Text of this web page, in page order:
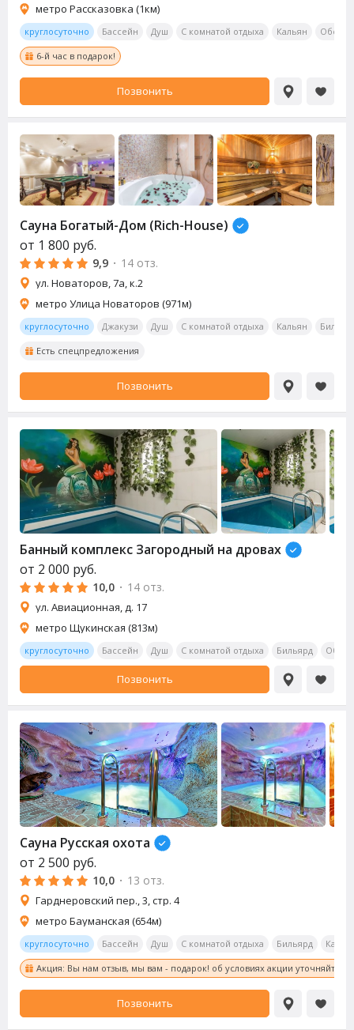
метро Рассказовка (1км)
круглосуточно Бассейн Душ С комнатой отдыха Кальян
6-й час в подарок!
Позвонить
Сауна Богатый-Дом (Rich-House)
от 1 800 руб.
9,9 · 14 отз.
ул. Новаторов, 7а, к.2
метро Улица Новаторов (971м)
круглосуточно Джакузи Душ С комнатой отдыха Кальян
Есть спецпредложения
Позвонить
Банный комплекс Загородный на дровах
от 2 000 руб.
10,0 · 14 отз.
ул. Авиационная, д. 17
метро Щукинская (813м)
круглосуточно Бассейн Душ С комнатой отдыха Бильярд
Позвонить
Сауна Русская охота
от 2 500 руб.
10,0 · 13 отз.
Гарднеровский пер., 3, стр. 4
метро Бауманская (654м)
круглосуточно Бассейн Душ С комнатой отдыха Бильярд
Акция: Вы нам отзыв, мы вам - подарок! об условиях акции уточняйте у
Позвонить